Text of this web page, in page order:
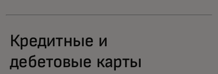
Кредитные и
дебетовые карты